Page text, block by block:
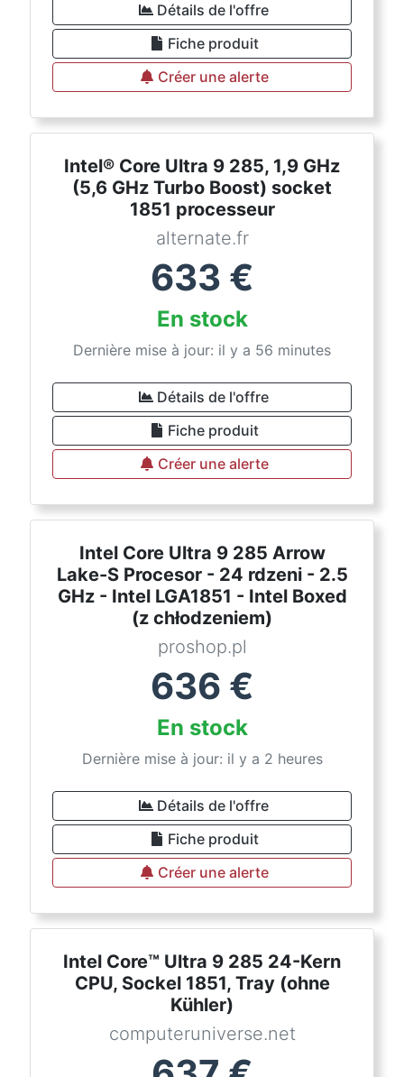
Détails de l'offre
Fiche produit
Créer une alerte
Intel® Core Ultra 9 285, 1,9 GHz
(5,6 GHz Turbo Boost) socket
1851 processeur
alternate.fr
633 €
En stock
Dernière mise à jour: il y a 56 minutes
Détails de l'offre
Fiche produit
Créer une alerte
Intel Core Ultra 9 285 Arrow
Lake-S Procesor - 24 rdzeni - 2.5
GHz - Intel LGA1851 - Intel Boxed
(z chłodzeniem)
proshop.pl
636 €
En stock
Dernière mise à jour: il y a 2 heures
Détails de l'offre
Fiche produit
Créer une alerte
Intel Core™ Ultra 9 285 24-Kern
CPU, Sockel 1851, Tray (ohne
Kühler)
computeruniverse.net